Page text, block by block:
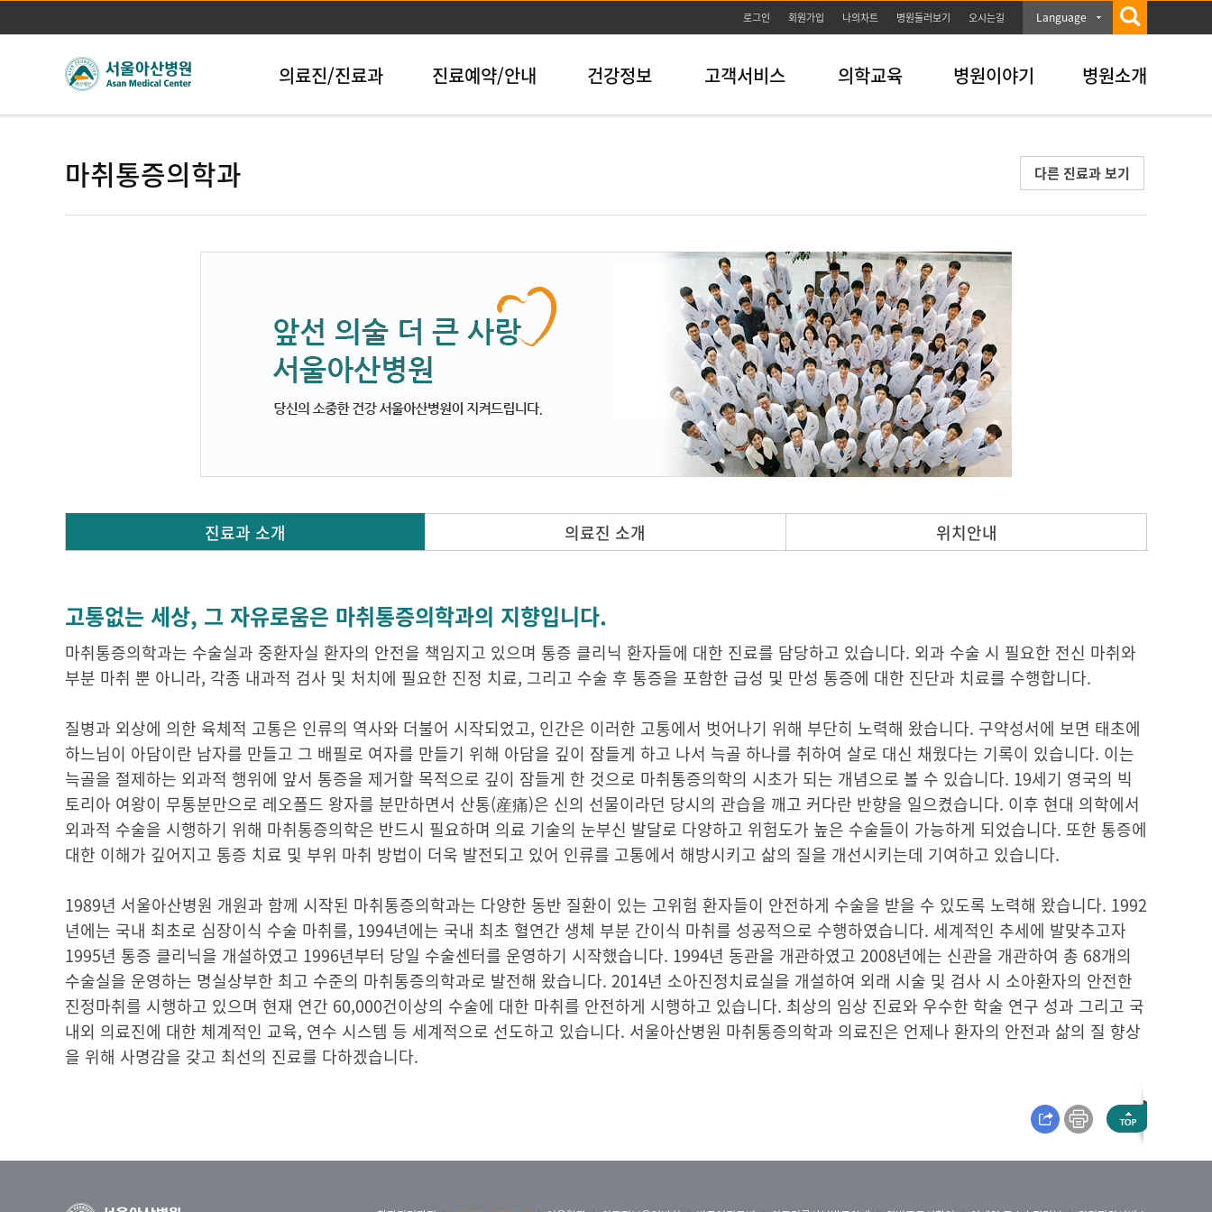
본문바로가기
로그인 회원가입 나의차트 병원둘러보기 오시는길 Language
의료진/진료과 진료예약/안내 건강정보 고객서비스 의학교육 병원이야기 병원소개
마취통증의학과 다른 진료과 보기
진료과 소개 의료진 소개 위치안내
고통없는 세상, 그 자유로움은 마취통증의학과의 지향입니다.
마취통증의학과는 수술실과 중환자실 환자의 안전을 책임지고 있으며 통증 클리닉 환자들에 대한 진료를 담당하고 있습니다. 외과 수술 시 필요한 전신 마취와
부분 마취 뿐 아니라, 각종 내과적 검사 및 처치에 필요한 진정 치료, 그리고 수술 후 통증을 포함한 급성 및 만성 통증에 대한 진단과 치료를 수행합니다.
질병과 외상에 의한 육체적 고통은 인류의 역사와 더불어 시작되었고, 인간은 이러한 고통에서 벗어나기 위해 부단히 노력해 왔습니다. 구약성서에 보면 태초에
하느님이 아담이란 남자를 만들고 그 배필로 여자를 만들기 위해 아담을 깊이 잠들게 하고 나서 늑골 하나를 취하여 살로 대신 채웠다는 기록이 있습니다. 이는
늑골을 절제하는 외과적 행위에 앞서 통증을 제거할 목적으로 깊이 잠들게 한 것으로 마취통증의학의 시초가 되는 개념으로 볼 수 있습니다. 19세기 영국의 빅
토리아 여왕이 무통분만으로 레오폴드 왕자를 분만하면서 산통(産痛)은 신의 선물이라던 당시의 관습을 깨고 커다란 반향을 일으켰습니다. 이후 현대 의학에서
외과적 수술을 시행하기 위해 마취통증의학은 반드시 필요하며 의료 기술의 눈부신 발달로 다양하고 위험도가 높은 수술들이 가능하게 되었습니다. 또한 통증에
대한 이해가 깊어지고 통증 치료 및 부위 마취 방법이 더욱 발전되고 있어 인류를 고통에서 해방시키고 삶의 질을 개선시키는데 기여하고 있습니다.
1989년 서울아산병원 개원과 함께 시작된 마취통증의학과는 다양한 동반 질환이 있는 고위험 환자들이 안전하게 수술을 받을 수 있도록 노력해 왔습니다. 1992
년에는 국내 최초로 심장이식 수술 마취를, 1994년에는 국내 최초 혈연간 생체 부분 간이식 마취를 성공적으로 수행하였습니다. 세계적인 추세에 발맞추고자
1995년 통증 클리닉을 개설하였고 1996년부터 당일 수술센터를 운영하기 시작했습니다. 1994년 동관을 개관하였고 2008년에는 신관을 개관하여 총 68개의
수술실을 운영하는 명실상부한 최고 수준의 마취통증의학과로 발전해 왔습니다. 2014년 소아진정치료실을 개설하여 외래 시술 및 검사 시 소아환자의 안전한
진정마취를 시행하고 있으며 현재 연간 60,000건이상의 수술에 대한 마취를 안전하게 시행하고 있습니다. 최상의 임상 진료와 우수한 학술 연구 성과 그리고 국
내외 의료진에 대한 체계적인 교육, 연수 시스템 등 세계적으로 선도하고 있습니다. 서울아산병원 마취통증의학과 의료진은 언제나 환자의 안전과 삶의 질 향상
을 위해 사명감을 갖고 최선의 진료를 다하겠습니다.